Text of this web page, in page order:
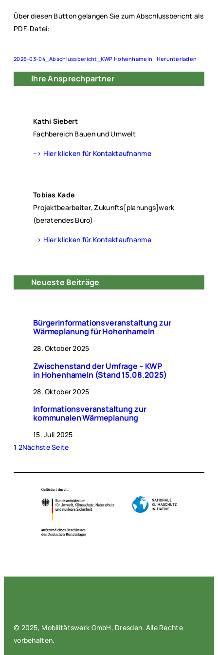
Über diesen Button gelangen Sie zum Abschlussbericht als
PDF-Datei:
2026-03-04_Abschlussbericht_KWP Hohenhameln Herunterladen
Ihre Ansprechpartner
Kathi Siebert
Fachbereich Bauen und Umwelt
–> Hier klicken für Kontaktaufnahme
Tobias Kade
Projektbearbeiter, Zukunfts[planungs]werk
(beratendes Büro)
–> Hier klicken für Kontaktaufnahme
Neueste Beiträge
Bürgerinformationsveranstaltung zur
Wärmeplanung für Hohenhameln
28. Oktober 2025
Zwischenstand der Umfrage – KWP
in Hohenhameln (Stand 15.08.2025)
28. Oktober 2025
Informationsveranstaltung zur
kommunalen Wärmeplanung
15. Juli 2025
1 2Nächste Seite
© 2025, Mobilitätswerk GmbH, Dresden. Alle Rechte
vorbehalten.